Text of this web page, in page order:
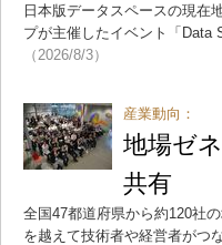
日本版データスペースの現在
プが主催したイベント「Data
（2026/8/3）
産業動向：
地場ゼ
共有
全国47都道府県から約120社
を越えて技術者や経営者がつ